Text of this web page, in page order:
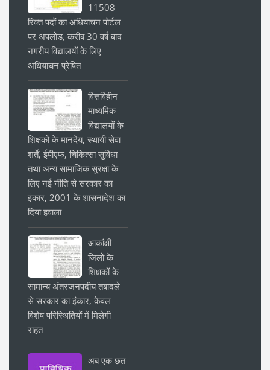
11508
रिक्त पदों का अधियाचन पोर्टल
पर अपलोड, करीब 30 वर्ष बाद
नगरीय विद्यालयों के लिए
अधियाचन प्रेषित
वित्तविहीन
माध्यमिक
विद्यालयों के
शिक्षकों के मानदेय, स्थायी सेवा
शर्तें, ईपीएफ, चिकित्सा सुविधा
तथा अन्य सामाजिक सुरक्षा के
लिए नई नीति से सरकार का
इंकार, 2001 के शासनादेश का
दिया हवाला
आकांक्षी
जिलों के
शिक्षकों के
सामान्य अंतरजनपदीय तबादले
से सरकार का इंकार, केवल
विशेष परिस्थितियों में मिलेगी
राहत
अब एक छत